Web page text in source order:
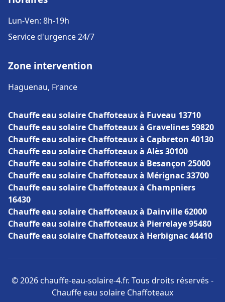
Lun-Ven: 8h-19h
Service d'urgence 24/7
Zone intervention
Haguenau, France
Chauffe eau solaire Chaffoteaux à Fuveau 13710
Chauffe eau solaire Chaffoteaux à Gravelines 59820
Chauffe eau solaire Chaffoteaux à Capbreton 40130
Chauffe eau solaire Chaffoteaux à Alès 30100
Chauffe eau solaire Chaffoteaux à Besançon 25000
Chauffe eau solaire Chaffoteaux à Mérignac 33700
Chauffe eau solaire Chaffoteaux à Champniers
16430
Chauffe eau solaire Chaffoteaux à Dainville 62000
Chauffe eau solaire Chaffoteaux à Pierrelaye 95480
Chauffe eau solaire Chaffoteaux à Herbignac 44410
© 2026 chauffe-eau-solaire-4.fr. Tous droits réservés -
Chauffe eau solaire Chaffoteaux